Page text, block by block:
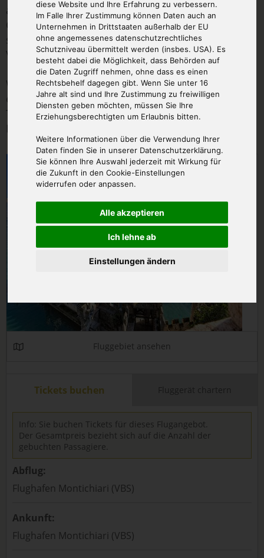
diese Website und Ihre Erfahrung zu verbessern.
Im Falle Ihrer Zustimmung können Daten auch an
Unternehmen in Drittstaaten außerhalb der EU
ohne angemessenes datenschutzrechtliches
Schutzniveau übermittelt werden (insbes. USA). Es
besteht dabei die Möglichkeit, dass Behörden auf
die Daten Zugriff nehmen, ohne dass es einen
Rechtsbehelf dagegen gibt. Wenn Sie unter 16
Jahre alt sind und Ihre Zustimmung zu freiwilligen
Diensten geben möchten, müssen Sie Ihre
Erziehungsberechtigten um Erlaubnis bitten.
Weitere Informationen über die Verwendung Ihrer
Daten finden Sie in unserer Datenschutzerklärung.
Sie können Ihre Auswahl jederzeit mit Wirkung für
die Zukunft in den Cookie-Einstellungen
widerrufen oder anpassen.
Alle akzeptieren
Ich lehne ab
Einstellungen ändern
ausgewählter Passagieranzahl aus.
Chartern Sie ein Fluggerät zu diesem Angebot,
steht Ihnen das Fluggerät komplett alleine zur
Verfügung - unabhängig von der Passagieranzahl.
Während dem Bestellvorgang können Sie uns
einen Wunsch-Flugtermin mitteilen. Der genaue
Termin (wetterabhängig) wird nach Buchung mit
Ihnen persönlich vereinbart.
ab € 469,00
Fluggebiet ansehen
Tickets buchen Fluggerät chartern
Info: Sie buchen Tickets für dieses Flugangebot.
Der Gesamtpreis bezieht sich auf die Anzahl der
gebuchten Passagiere.
Abflug:
Flughafen Montichiari (VBS)
Ankunft:
Flughafen Montichiari (VBS)